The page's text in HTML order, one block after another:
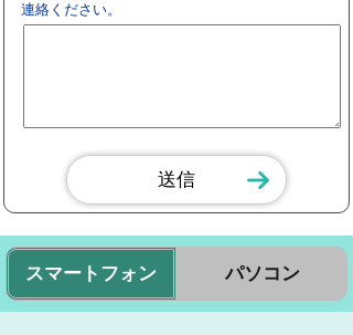
連絡ください。
スマートフォン パソコン